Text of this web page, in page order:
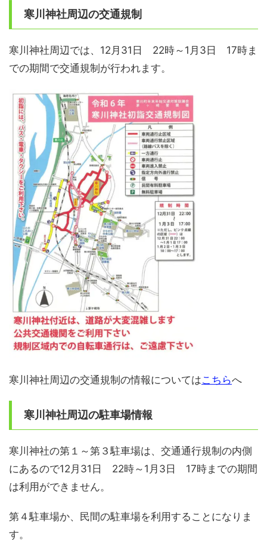
寒川神社周辺の交通規制
寒川神社周辺では、12月31日 22時～1月3日 17時ま
での期間で交通規制が行われます。
寒川神社周辺の交通規制の情報についてはこちらへ
寒川神社周辺の駐車場情報
寒川神社の第１～第３駐車場は、交通通行規制の内側
にあるので12月31日 22時～1月3日 17時までの期間
は利用ができません。
第４駐車場か、民間の駐車場を利用することになりま
す。